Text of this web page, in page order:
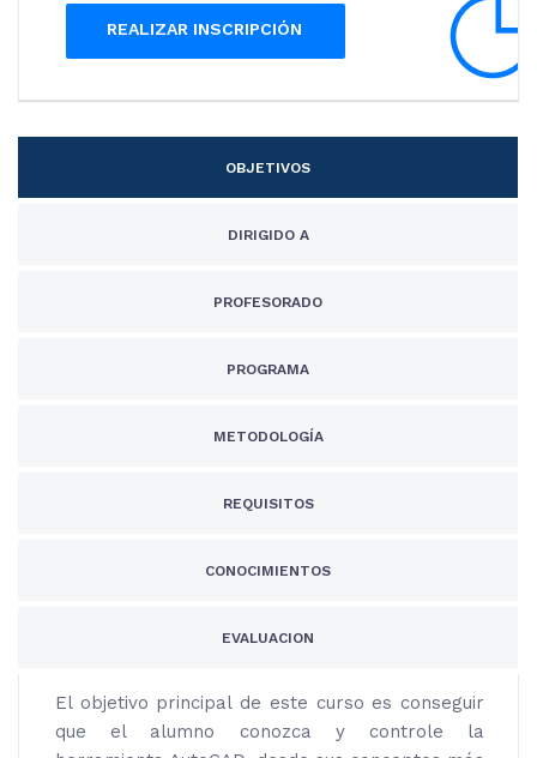
REALIZAR INSCRIPCIÓN
OBJETIVOS
DIRIGIDO A
PROFESORADO
PROGRAMA
METODOLOGÍA
REQUISITOS
CONOCIMIENTOS
EVALUACION
El objetivo principal de este curso es conseguir
que el alumno conozca y controle la